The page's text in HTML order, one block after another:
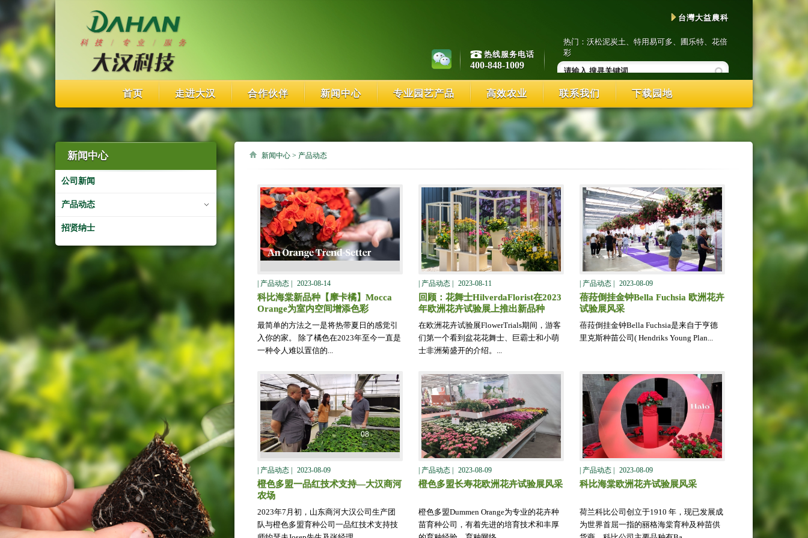
台灣大益農科
热线服务电话
400-848-1009
热门： 沃松泥炭土、 特用易可多、 圃乐特、 花倍
彩
首页 走进大汉 合作伙伴 新闻中心 专业园艺产品 高效农业 联系我们 下载园地
新闻中心
公司新闻
产品动态
招贤纳士
新闻中心> 产品动态
| 产品动态 | 2023-08-14
科比海棠新品种【摩卡橘】Mocca
Orange为室内空间增添色彩
最简单的方法之一是将热带夏日的感觉引
入你的家。 除了橘色在2023年至今一直是
一种令人难以置信的...
| 产品动态 | 2023-08-11
回顾：花舞士HilverdaFlorist在2023
年欧洲花卉试验展上推出新品种
在欧洲花卉试验展FlowerTrials期间，游客
们第一个看到盆花花舞士、巨霸士和小萌
士非洲菊盛开的介绍。...
| 产品动态 | 2023-08-09
蓓菈倒挂金钟Bella Fuchsia 欧洲花卉
试验展风采
蓓菈倒挂金钟Bella Fuchsia是来自于亨德
里克斯种苗公司( Hendriks Young Plan...
| 产品动态 | 2023-08-09
橙色多盟一品红技术支持—大汉商河
农场
2023年7月初，山东商河大汉公司生产团
队与橙色多盟育种公司一品红技术支持技
| 产品动态 | 2023-08-09
橙色多盟长寿花欧洲花卉试验展风采
橙色多盟Dummen Orange为专业的花卉种
苗育种公司，有着先进的培育技术和丰厚
| 产品动态 | 2023-08-09
​科比海棠欧洲花卉试验展风采
荷兰科比公司创立于1910 年，现已发展成
为世界首屈一指的丽格海棠育种及种苗供